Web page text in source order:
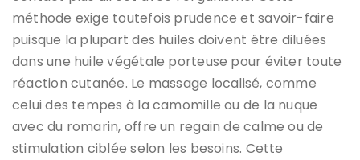
méthode exige toutefois prudence et savoir-faire
puisque la plupart des huiles doivent être diluées
dans une huile végétale porteuse pour éviter toute
réaction cutanée. Le massage localisé, comme
celui des tempes à la camomille ou de la nuque
avec du romarin, offre un regain de calme ou de
stimulation ciblée selon les besoins. Cette